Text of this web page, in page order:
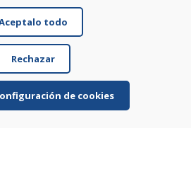
de información
282 306
nosotros
todo
Rechazar
de cookies